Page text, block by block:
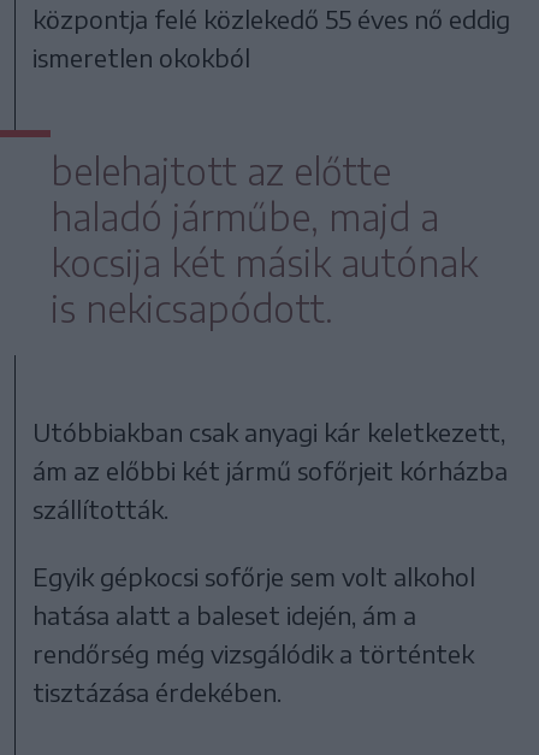
központja felé közlekedő 55 éves nő eddig
ismeretlen okokból
belehajtott az előtte
haladó járműbe, majd a
kocsija két másik autónak
is nekicsapódott.
Utóbbiakban csak anyagi kár keletkezett,
ám az előbbi két jármű sofőrjeit kórházba
szállították.
Egyik gépkocsi sofőrje sem volt alkohol
hatása alatt a baleset idején, ám a
rendőrség még vizsgálódik a történtek
tisztázása érdekében.